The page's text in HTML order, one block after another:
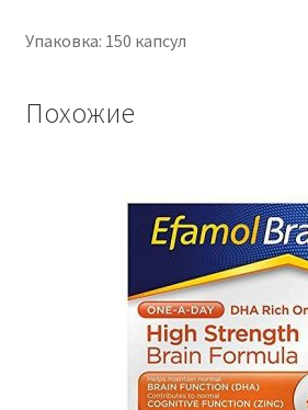
Упаковка: 150 капсул
Похожие